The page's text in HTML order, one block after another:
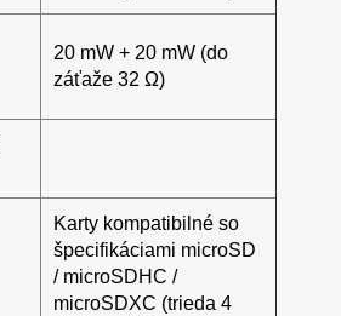
20 mW + 20 mW (do
záťaže 32 Ω)
Karty kompatibilné so
špecifikáciami microSD
/ microSDHC /
microSDXC (trieda 4